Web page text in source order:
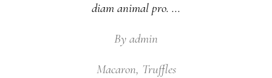
diam animal pro.
By admin
Macaron, Truffles